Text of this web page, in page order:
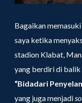
Bagaikan
saya ketika
stadion Klabat,
yang berdiri di balik
“Bidadari
yang juga menjadi